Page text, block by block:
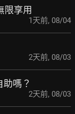
限享用
1天前, 08/04
2天前, 08/03
嗎？
2天前, 08/03